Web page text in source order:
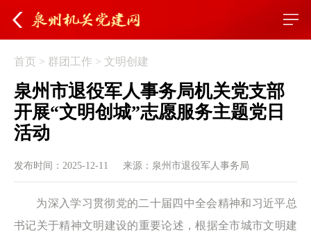
首页 > 群团工作 > 文明创建
泉州市退役军人事务局机关党支部
开展“文明创城”志愿服务主题党日
活动
发布时间：2025-12-11 来源：泉州市退役军人事务局
为深入学习贯彻党的二十届四中全会精神和习近平总
书记关于精神文明建设的重要论述，根据全市城市文明建